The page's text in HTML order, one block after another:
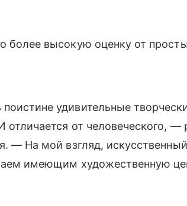
более высокую оценку от
удивительные
отличается от человеческого, —
— На мой взгляд,
имеющим художественную